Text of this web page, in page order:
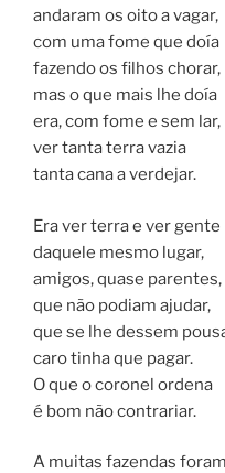
andaram os oito a vagar,
com uma fome que doía
fazendo os filhos chorar,
mas o que mais lhe doía
era, com fome e sem lar,
ver tanta terra vazia
tanta cana a verdejar.
Era ver terra e ver gente
daquele mesmo lugar,
amigos, quase parentes,
que não podiam ajudar,
que se lhe dessem
caro tinha que pagar.
O que o coronel ordena
é bom não contrariar.
A muitas fazendas